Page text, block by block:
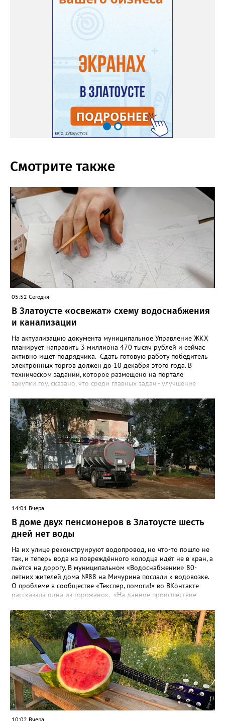
Смотрите также
05:52 Сегодня
В Златоусте «освежат» схему водоснабжения
и канализации
На актуализацию документа муниципальное Управление ЖКХ
планирует направить 3 миллиона 470 тысяч рублей и сейчас
активно ищет подрядчика. Сдать готовую работу победитель
электронных торгов должен до 10 декабря этого года. В
техническом задании, которое размещено на портале
закупки.гоу, сказано, что среди главных задач - улучшение
повышение энергоэффективности систем. Кроме электронных
схем, исполнителю нужно разработать предложения по
строительству и реконструкции водоснабжения и канализации,
оценив размер вложений, а также представить перечень
бесхозных объектов и возможные сценарии развития этой
сферы городского хозяйства. В июне 2025 года
«Златоуст.инфо» сообщал о подобных торгах. Тогда цена
вопроса была почти в три раза выше - 9 миллионов 13 тысяч
486 рублей, а в списке работ была разработка электронной
системы ливнёвок.
14:01 Вчера
В доме двух пенсионеров в Златоусте шесть
дней нет воды
На их улице реконструируют водопровод, но что-то пошло не
так, и теперь вода из повреждённого колодца идёт не в кран, а
льётся на дорогу. В муниципальном «Водоснабжении» 80-
летних жителей дома №88 на Мичурина послали к водовозке.
О проблеме в сообществе «Текслер, помоги!» во ВКонтакте
рассказала одна из горожанок. «На данное происшествие
гл.инженера Шепелева А.Н. из обслуживающей организации
МУП ЗГО "Златоустовское Водоснабжение" ул. Островского, 7,
никакие работы по восстановлению подачи воды в дом
проводиться не будут. Вот уже шесть дней пенсионеры без
воды!», - пишет возмущённая женщина (стиль, орфография и
пунктуация авторские). Под обращением есть комментарий
пользователя под ником Olga Vyacheslavovna. Она сообщает:
сейчас МУП «Водоснабжение» ведёт реконструкцию сетей в
посёлке и работать приходится в сложных условиях горной
местности. «К сожалению, в процессе бурения иногда
выявляются или случайно повреждаются существующие вводы
малого диаметра, - отмечает Olga Vyacheslavovna. - Зачастую
10:02 Вчера